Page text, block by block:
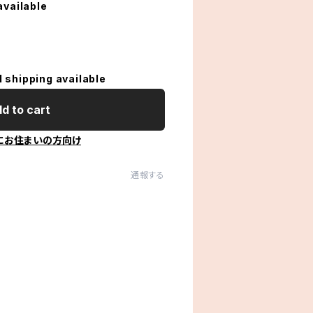
shipping available
to cart
お住まいの方向け
通報する